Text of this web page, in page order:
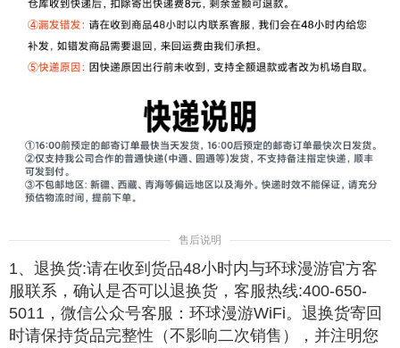
售后说明
1、退换货:请在收到货品48小时内与环球漫游官方客
服联系，确认是否可以退换货，客服热线:400-650-
5011，微信公众号客服：环球漫游WiFi。退换货寄回
时请保持货品完整性（不影响二次销售），并注明您